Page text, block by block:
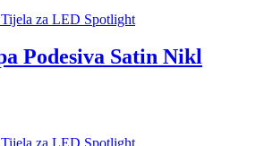
za LED Spotlight
Podesiva Satin Nikl